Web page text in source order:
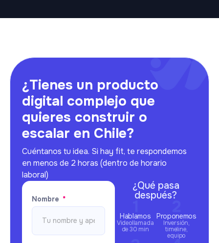
¿Tienes un producto
digital complejo que
quieres construir o
escalar en Chile?
Cuéntanos tu idea. Si hay fit, te respondemos
en menos de 2 horas (dentro de horario
laboral)
Nombre
¿Qué pasa
después?
Hablamos
Videollamada
de 30 min
Proponemos
Inversión,
timeline,
equipo